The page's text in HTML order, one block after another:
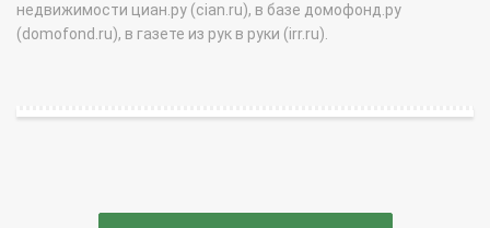
недвижимости циан.ру (cian.ru), в базе домофонд.ру
(domofond.ru), в газете из рук в руки (irr.ru).